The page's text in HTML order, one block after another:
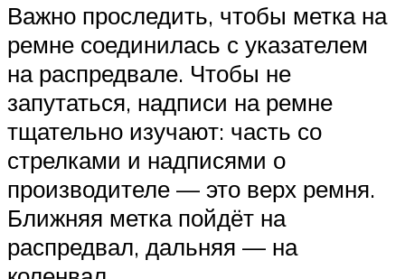
Важно проследить, чтобы метка на
ремне соединилась с указателем
на распредвале. Чтобы не
запутаться, надписи на ремне
тщательно изучают: часть со
стрелками и надписями о
производителе — это верх ремня.
Ближняя метка пойдёт на
распредвал, дальняя — на